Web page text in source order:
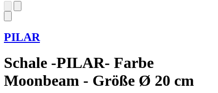
PILAR
Schale -PILAR- Farbe
Moonbeam - Größe Ø 20 cm